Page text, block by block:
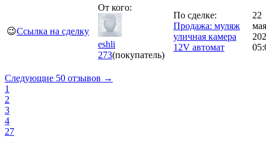
😉Ссылка на сделку
От кого:
eshli
273(покупатель)
По сделке:
Продажа: муляж
уличная камера
12V автомат
22
мая
Следующие 50 отзывов →
1
2
3
4
27